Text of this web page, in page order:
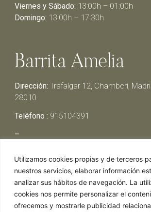
Utilizamos cookies propias y de terceros
nuestros servicios, elaborar información
analizar sus hábitos de navegación. La
cookies nos permite personalizar el
ofrecemos y mostrarle publicidad
Viernes y Sábado: 13:00h – 01:00h
Domingo: 13:00h – 17:30h
Barrita Amelia
Dirección: Trafalgar 12, Chamberí,
28010
Teléfono : 915104391
–
Miércoles y Jueves:13:00h – 00:30h
Viernes y Sábado: 13:00h – 01:00h
Domingo:13:00h – 17:30h